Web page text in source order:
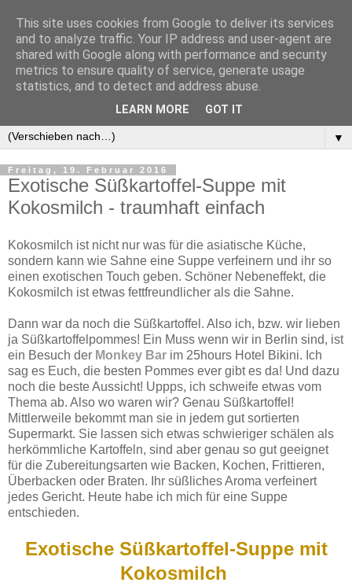
▼
Freitag, 19. Februar 2016
Exotische Süßkartoffel-Suppe mit
Kokosmilch - traumhaft einfach
Kokosmilch ist nicht nur was für die asiatische Küche,
sondern kann wie Sahne eine Suppe verfeinern und ihr so
einen exotischen Touch geben. Schöner Nebeneffekt, die
Kokosmilch ist etwas fettfreundlicher als die Sahne.
Dann war da noch die Süßkartoffel. Also ich, bzw. wir lieben
ja Süßkartoffelpommes! Ein Muss wenn wir in Berlin sind, ist
ein Besuch der Monkey Bar im 25hours Hotel Bikini. Ich
sag es Euch, die besten Pommes ever gibt es da! Und dazu
noch die beste Aussicht! Uppps, ich schweife etwas vom
Thema ab. Also wo waren wir? Genau Süßkartoffel!
Mittlerweile bekommt man sie in jedem gut sortierten
Supermarkt. Sie lassen sich etwas schwieriger schälen als
herkömmliche Kartoffeln, sind aber genau so gut geeignet
für die Zubereitungsarten wie Backen, Kochen, Frittieren,
Überbacken oder Braten. Ihr süßliches Aroma verfeinert
jedes Gericht. Heute habe ich mich für eine Suppe
entschieden.
Exotische Süßkartoffel-Suppe mit
Kokosmilch
This site uses cookies from Google to deliver its services
and to analyze traffic. Your IP address and user-agent are
shared with Google along with performance and security
metrics to ensure quality of service, generate usage
statistics, and to detect and address abuse.
LEARN MORE GOT IT